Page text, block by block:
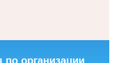
организации